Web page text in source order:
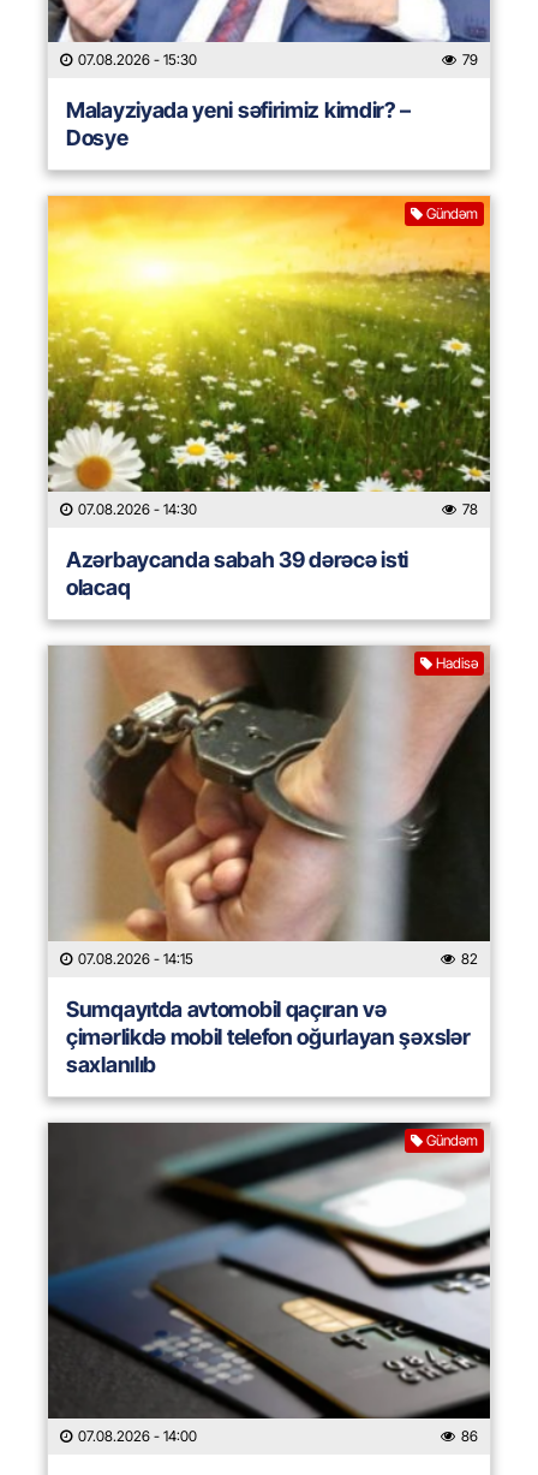
07.08.2026 - 15:30 79
Malayziyada yeni səfirimiz kimdir? –
Dosye
Gündəm
07.08.2026 - 14:30 78
Azərbaycanda sabah 39 dərəcə isti
olacaq
Hadisə
07.08.2026 - 14:15 82
Sumqayıtda avtomobil qaçıran və
çimərlikdə mobil telefon oğurlayan şəxslər
saxlanılıb
Gündəm
07.08.2026 - 14:00 86